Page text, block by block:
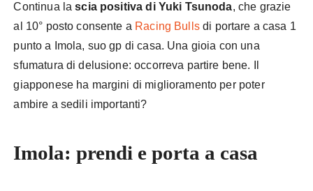
Continua lascia positiva di Yuki Tsunoda, che grazie
al 10° posto consente a Racing Bullsdi portare a casa 1
punto a Imola, suo gp di casa. Una gioia con una
sfumatura di delusione: occorreva partire bene. Il
giapponese ha margini di miglioramento per poter
ambire a sedili importanti?
Imola: prendi e porta a casa